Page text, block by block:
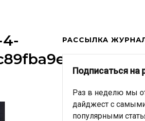
РАССЫЛКА
Подписаться на
Раз в неделю мы
дайджест с
популярными